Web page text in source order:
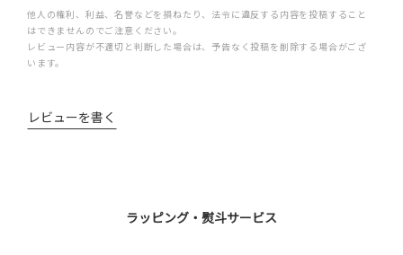
他人の権利、利益、名誉などを損ねたり、法令に違反する内容を投稿すること
はできませんのでご注意ください。
レビュー内容が不適切と判断した場合は、予告なく投稿を削除する場合がござ
います。
レビューを書く
ラッピング・熨斗サービス